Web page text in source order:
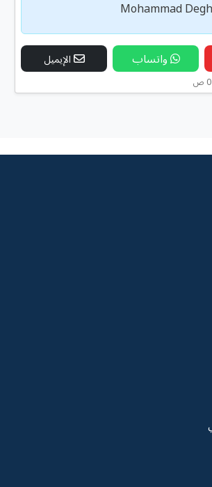
Mohammad
واتساب الإيميل